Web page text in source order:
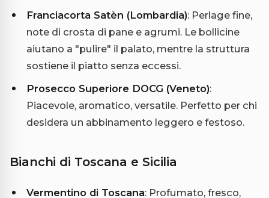
Franciacorta Satèn (Lombardia): Perlage fine,
note di crosta di pane e agrumi. Le bollicine
aiutano a "pulire" il palato, mentre la struttura
sostiene il piatto senza eccessi.
Prosecco Superiore DOCG (Veneto):
Piacevole, aromatico, versatile. Perfetto per chi
desidera un abbinamento leggero e festoso.
Bianchi di Toscana e Sicilia
Vermentino di Toscana: Profumato, fresco,